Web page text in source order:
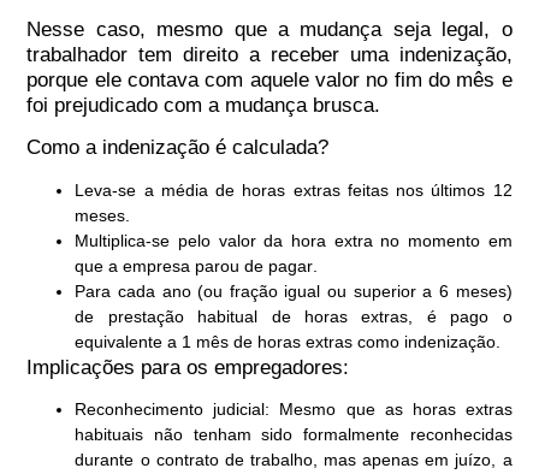
Nesse caso, mesmo que a mudança seja legal, o
trabalhador tem direito a receber uma indenização,
porque elecontava com aquele valor no fim do mês e
foi prejudicado com a mudança brusca.
Como a indenização é calculada?
Leva-se a média de horas extras feitas nos últimos 12
meses
Multiplica-se pelo valor da hora extra no momento em
que a empresa parou de pagar
Para cada ano (ou fração igual ou superior a 6 meses)
de prestação habitual de horas extras, é pago o
equivalente a 1 mês de horas extras como indenização.
Implicações para os empregadores:
Reconhecimento judicial : Mesmo que as horas extras
habituais não tenham sido formalmente reconhecidas
durante o contrato de trabalho, mas apenas em juízo, a